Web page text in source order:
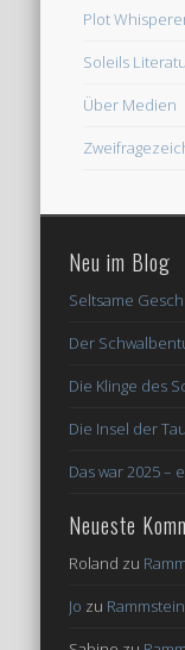
Plot
Soleils
Über Medien
Neu im Blog
Seltsame
Der
Die Klinge des
Die Insel der
Das war 2025 –
Neueste
Roland zu
Jo zu